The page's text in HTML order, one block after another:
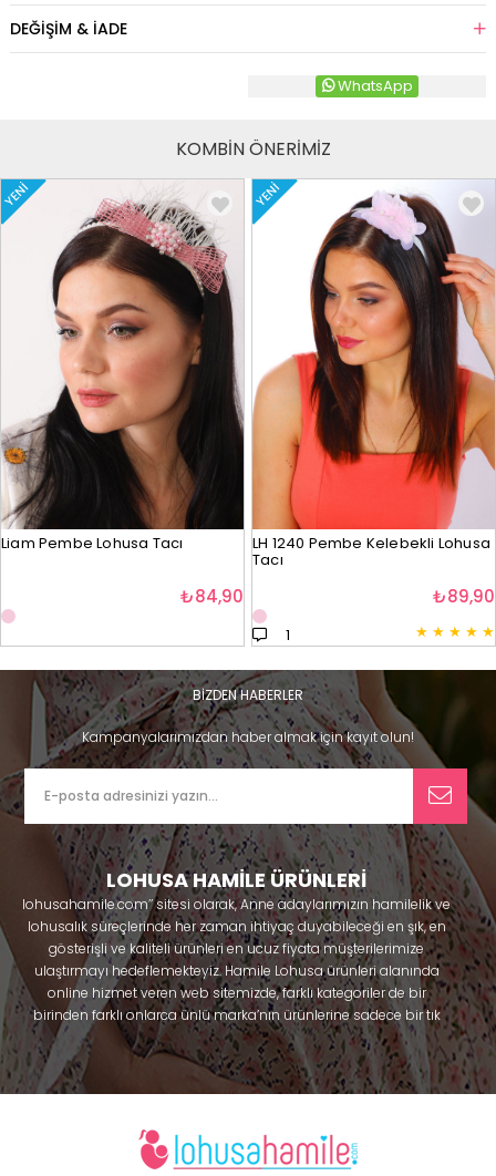
DEĞIŞIM & İADE
WhatsApp
KOMBİN ÖNERİMİZ
YENI
Liam Pembe Lohusa Tacı
₺84,90
YENI
LH 1240 Pembe Kelebekli Lohusa
Tacı
★ ★ ★ ★ ★
1
₺89,90
BİZDEN HABERLER
Kampanyalarımızdan haber almak için kayıt olun!
LOHUSA HAMİLE ÜRÜNLERİ
lohusahamile.com’’ sitesi olarak, Anne adaylarımızın hamilelik ve
lohusalık süreçlerinde her zaman ihtiyaç duyabileceği en şık, en
gösterişli ve kaliteli ürünleri en ucuz fiyata müşterilerimize
ulaştırmayı hedeflemekteyiz. Hamile Lohusa ürünleri alanında
online hizmet veren web sitemizde, farklı kategoriler de bir
birinden farklı onlarca ünlü marka’nın ürünlerine sadece bir tık
uzaklıkta olacaksınız. Hem hamilelik öncesi hem doğum sonrası
kullanabileceğiniz ürünler ile gebelik döneminizi huzur içinde
geçirmenize yardımcı olmaya çalışmaktayız. Annelerimizin
sabahlık, hamile pijama, hamile gecelik, Emzirme sütyeni,
Emzirme atleti, Lohusa taç ve terlik gibi ürünleri bir çok model
seçenekleriyle bir birinden güzel kombinler yaparak güven içinde